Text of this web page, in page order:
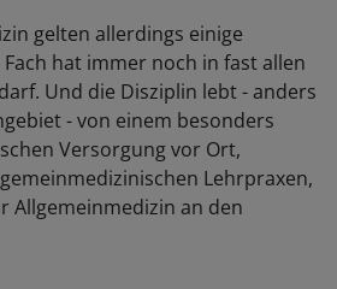
gelten allerdings einige
hat immer noch in fast allen
Und die Disziplin lebt - anders
- von einem besonders
Versorgung vor Ort,
Lehrpraxen,
Allgemeinmedizin an den